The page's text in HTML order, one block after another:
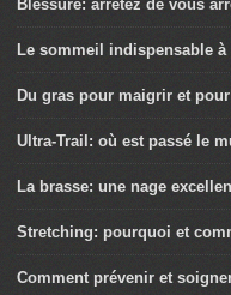
Blessure: arrêtez de vous
Le sommeil indispensable
Du gras pour maigrir et
Ultra-Trail: où est passé le
La brasse: une nage
Stretching: pourquoi et
Comment prévenir et